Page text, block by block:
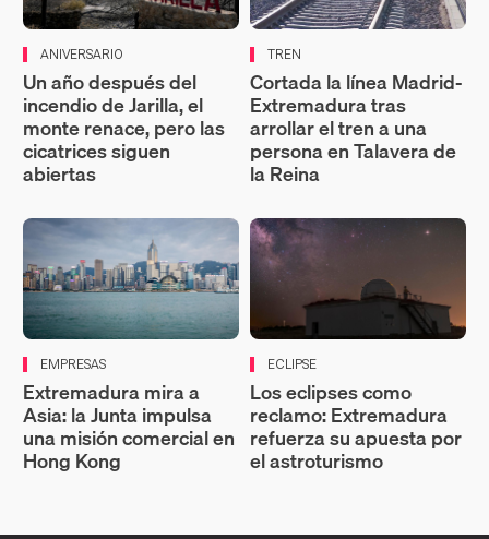
ANIVERSARIO
Un año después del
incendio de Jarilla, el
monte renace, pero las
cicatrices siguen
abiertas
TREN
Cortada la línea Madrid-
Extremadura tras
arrollar el tren a una
persona en Talavera de
la Reina
EMPRESAS
Extremadura mira a
Asia: la Junta impulsa
una misión comercial en
Hong Kong
ECLIPSE
Los eclipses como
reclamo: Extremadura
refuerza su apuesta por
el astroturismo